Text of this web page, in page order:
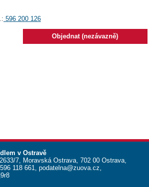
596 200 126
Objednat (nezávazně)
v Ostravě
7, Moravská Ostrava, 702 00 Ostrava,
596 118 661, podatelna@zuova.cz,